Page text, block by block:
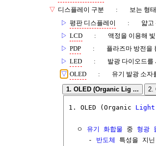
▽ 디스플레이 구분 :
보는 형
▷ 평판 디스플레이 :
얇고
▷ LCD :
액정을 이용해
▷ PDP :
플라즈마 방전을
▷ LED :
발광 다이오드를
▽ OLED : 유기 발광 소자
1. OLED (Organic Lig ... 2.
1. OLED (Organic
  ㅇ
유기 화합물 중 형광
     -
반도체 특성을 지